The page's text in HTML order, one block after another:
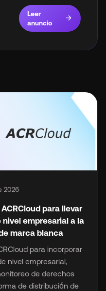
a full enterprise
their own
Leer
anuncio
arrow_forward
2026
para llevar
empresarial a la
marca blanca
para incorporar
nivel empresarial,
de derechos
de distribución de